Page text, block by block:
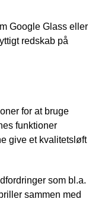
Google Glass eller
redskab på
for at bruge
funktioner
give et kvalitetsløft
som bl.a.
sammen med